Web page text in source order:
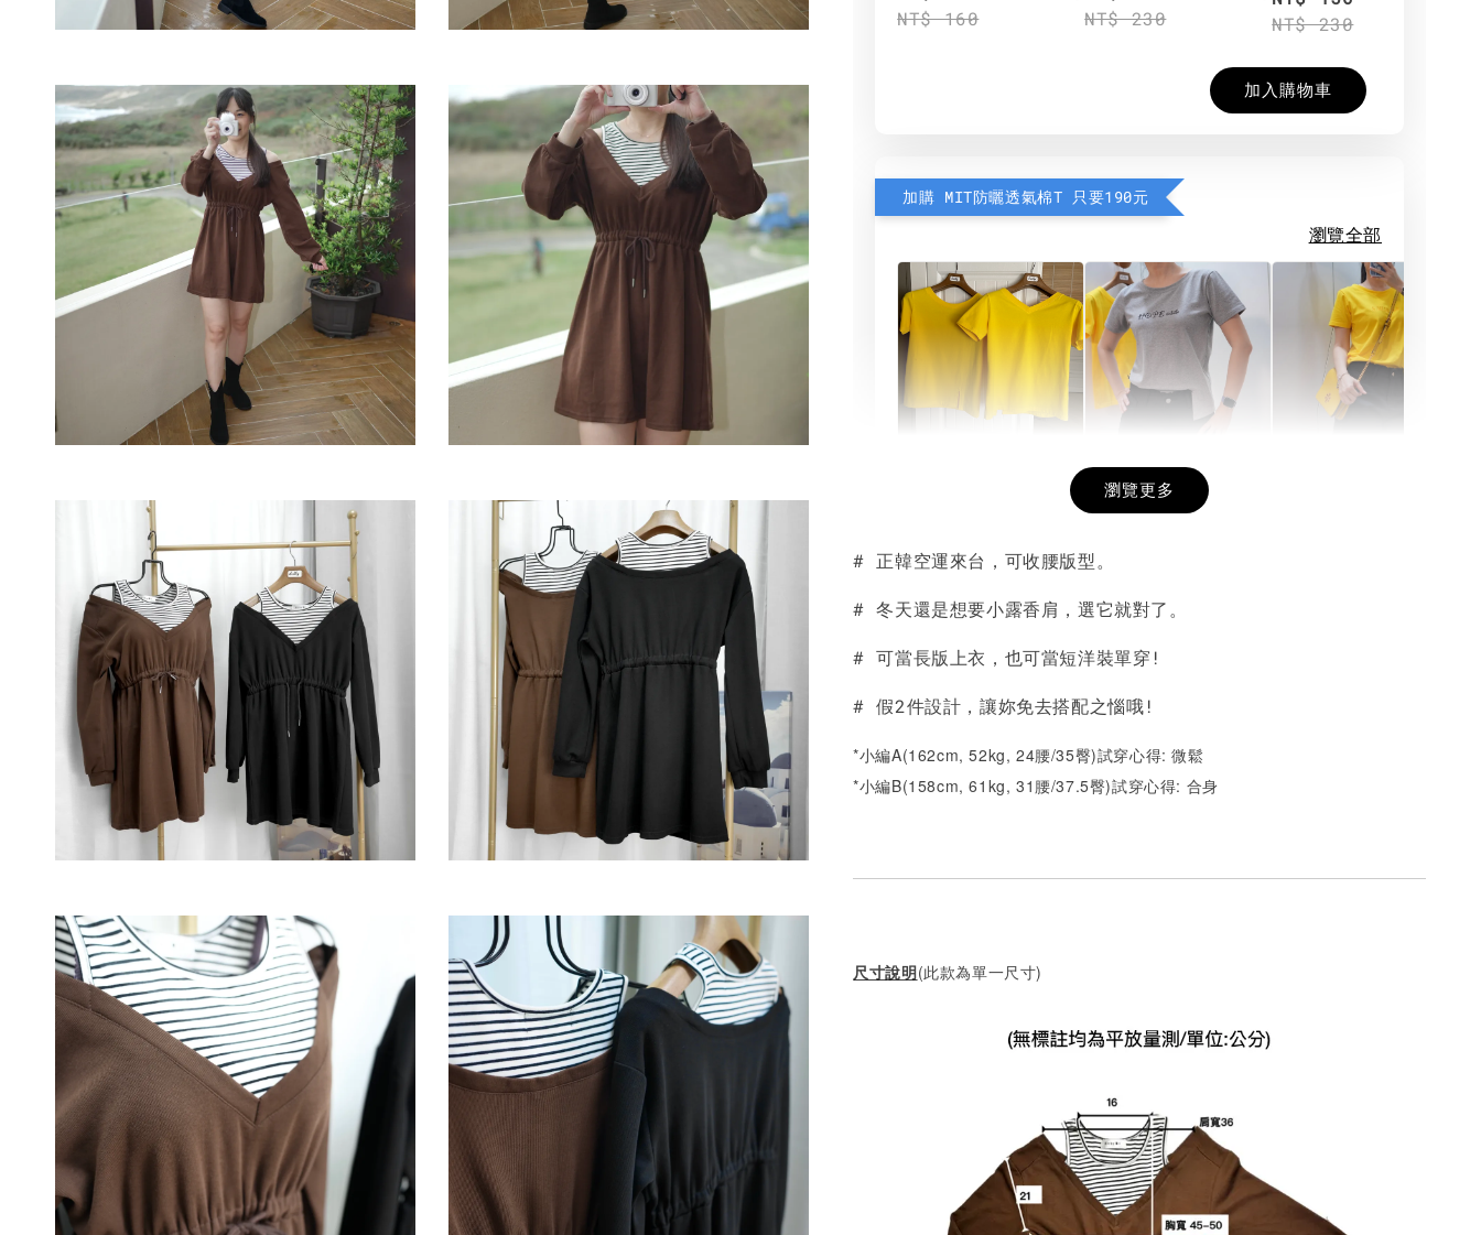
NT$ 160
NT$ 230
NT$ 230
加入購物車
加購 MIT防曬透氣棉T 只要190元
瀏覽全部
NT$ 190
NT$ 450
- +
希望相隨雙面T
NT$ 190
NT$ 450
瀏覽更多
# 正韓空運來台，可收腰版型。
# 冬天還是想要小露香肩，選它就對了。
# 可當長版上衣，也可當短洋裝單穿!
# 假2件設計，讓妳免去搭配之惱哦!
*小編A(162cm, 52kg, 24腰/35臀)試穿心得: 微鬆
*小編B(158cm, 61kg, 31腰/37.5臀)試穿心得: 合身
尺寸說明(此款為單一尺寸)